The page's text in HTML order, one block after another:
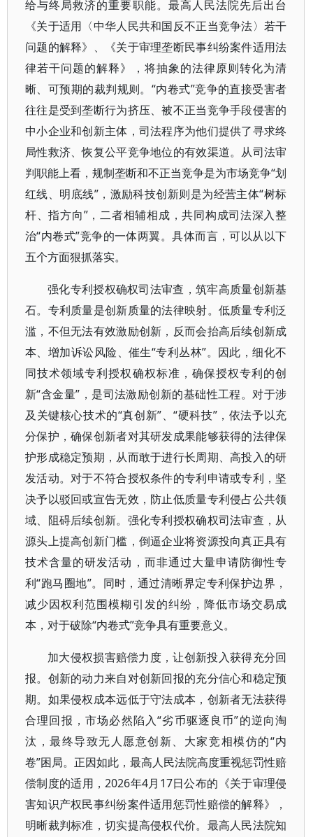
给与终局救济的重要职能。最高人民法院先后出台
《关于适用〈中华人民共和国反不正当竞争法〉若干
问题的解释》、《关于审理垄断民事纠纷案件适用法
律若干问题的解释》，将抽象的法律原则转化为清
晰、可预期的裁判规则。“内卷式”竞争的直接受害者
往往是受到垄断行为挤压、被不正当竞争手段侵害的
中小企业和创新主体，司法程序为他们提供了寻求终
局性救济、恢复公平竞争地位的有效渠道。从司法审
判职能上看，规制垄断和不正当竞争是为市场竞争“划
红线、明底线”，激励科技创新则是为经营主体“树标
杆、指方向”，二者相辅相成，共同构成司法深入整
治“内卷式”竞争的一体两翼。具体而言，可以从以下
五个方面狠抓落实。
强化专利授权确权司法审查，筑牢高质量创新基
石。专利质量是创新质量的法律映射。低质量专利泛
滥，不但无法有效激励创新，反而会抬高后续创新成
本、增加诉讼风险、催生“专利丛林”。因此，细化不
同技术领域专利授权确权标准，确保授权专利的创
新“含金量”，是司法激励创新的基础性工程。对于涉
及关键核心技术的“真创新”、“硬科技”，依法予以充
分保护，确保创新者对其研发成果能够获得的法律保
护形成稳定预期，从而敢于进行长周期、高投入的研
发活动。对于不符合授权条件的专利申请或专利，坚
决予以驳回或宣告无效，防止低质量专利侵占公共领
域、阻碍后续创新。强化专利授权确权司法审查，从
源头上提高创新门槛，倒逼企业将资源投向真正具有
技术含量的研发活动，而非通过大量申请防御性专
利“跑马圈地”。同时，通过清晰界定专利保护边界，
减少因权利范围模糊引发的纠纷，降低市场交易成
本，对于破除“内卷式”竞争具有重要意义。
加大侵权损害赔偿力度，让创新投入获得充分回
报。创新的动力来自对创新回报的充分信心和稳定预
期。如果侵权成本远低于守法成本，创新者无法获得
合理回报，市场必然陷入“劣币驱逐良币”的逆向淘
汰，最终导致无人愿意创新、大家竞相模仿的“内
卷”困局。正因如此，最高人民法院高度重视惩罚性赔
偿制度的适用，2026年4月17日公布的《关于审理侵
害知识产权民事纠纷案件适用惩罚性赔偿的解释》，
明晰裁判标准，切实提高侵权代价。最高人民法院知